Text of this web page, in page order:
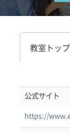
教室トップ
公式サイト
https://